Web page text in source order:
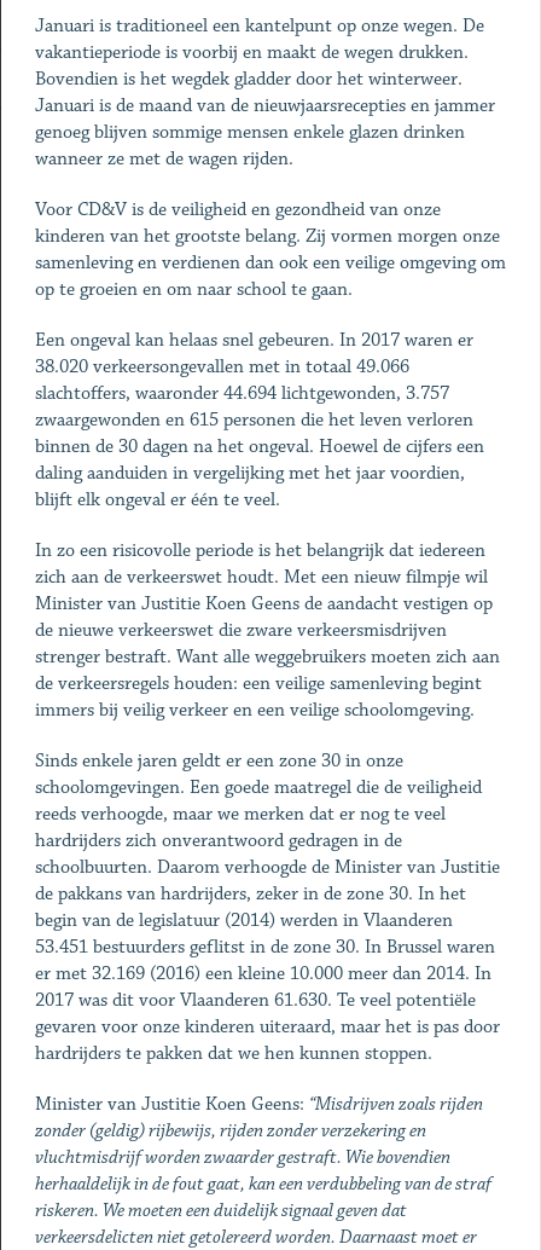
Januari is traditioneel een kantelpunt op onze wegen. De
vakantieperiode is voorbij en maakt de wegen drukken.
Bovendien is het wegdek gladder door het winterweer.
Januari is de maand van de nieuwjaarsrecepties en jammer
genoeg blijven sommige mensen enkele glazen drinken
wanneer ze met de wagen rijden.
Voor CD&V is de veiligheid en gezondheid van onze
kinderen van het grootste belang. Zij vormen morgen onze
samenleving en verdienen dan ook een veilige omgeving om
op te groeien en om naar school te gaan.
Een ongeval kan helaas snel gebeuren. In 2017 waren er
38.020 verkeersongevallen met in totaal 49.066
slachtoffers, waaronder 44.694 lichtgewonden, 3.757
zwaargewonden en 615 personen die het leven verloren
binnen de 30 dagen na het ongeval. Hoewel de cijfers een
daling aanduiden in vergelijking met het jaar voordien,
blijft elk ongeval er één te veel.
In zo een risicovolle periode is het belangrijk dat iedereen
zich aan de verkeerswet houdt. Met een nieuw filmpje wil
Minister van Justitie Koen Geens de aandacht vestigen op
de nieuwe verkeerswet die zware verkeersmisdrijven
strenger bestraft. Want alle weggebruikers moeten zich aan
de verkeersregels houden: een veilige samenleving begint
immers bij veilig verkeer en een veilige schoolomgeving.
Sinds enkele jaren geldt er een zone 30 in onze
schoolomgevingen. Een goede maatregel die de veiligheid
reeds verhoogde, maar we merken dat er nog te veel
hardrijders zich onverantwoord gedragen in de
schoolbuurten. Daarom verhoogde de Minister van Justitie
de pakkans van hardrijders, zeker in de zone 30. In het
begin van de legislatuur (2014) werden in Vlaanderen
53.451 bestuurders geflitst in de zone 30. In Brussel waren
er met 32.169 (2016) een kleine 10.000 meer dan 2014. In
2017 was dit voor Vlaanderen 61.630. Te veel potentiële
gevaren voor onze kinderen uiteraard, maar het is pas door
hardrijders te pakken dat we hen kunnen stoppen.
Minister van Justitie Koen Geens: “Misdrijven zoals rijden
zonder (geldig) rijbewijs, rijden zonder verzekering en
vluchtmisdrijf worden zwaarder gestraft. Wie bovendien
herhaaldelijk in de fout gaat, kan een verdubbeling van de straf
riskeren. We moeten een duidelijk signaal geven dat
verkeersdelicten niet getolereerd worden. Daarnaast moet er